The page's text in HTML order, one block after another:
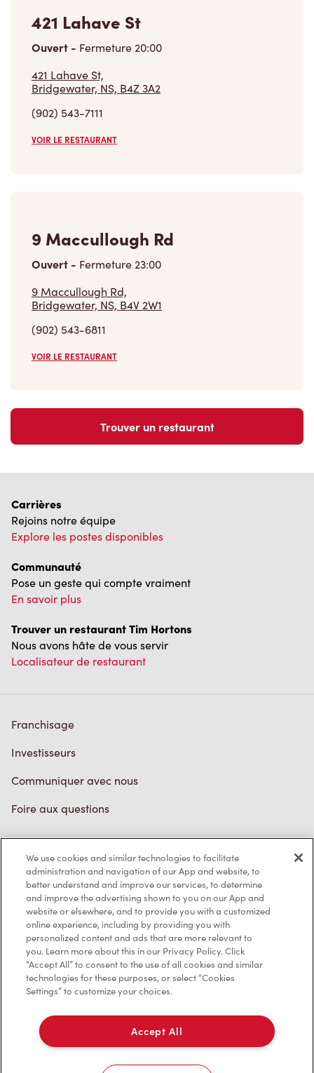
421 Lahave St
Ouvert - Fermeture20:00
421 Lahave St,
Bridgewater, NS, B4Z 3A2
(902) 543-7111
VOIR LE RESTAURANT
9 Maccullough Rd
Ouvert - Fermeture23:00
9 Maccullough Rd,
Bridgewater, NS, B4V 2W1
(902) 543-6811
VOIR LE RESTAURANT
Trouver un restaurant
Carrières
Rejoins notre équipe
Explore les postes disponibles
Communauté
Pose un geste qui compte vraiment
En savoir plus
Trouver un restaurant Tim Hortons
Nous avons hâte de vous servir
Localisateur de restaurant
Franchisage
Investisseurs
Communiquer avec nous
Foire aux questions
Politique de confidentialité
Conditions de service
Marques de commerce
Accessibilité
Diagnostic
Contactez-nous
We use cookies and similar technologies to facilitate
administration and navigation of our App and website, to
better understand and improve our services, to determine
and improve the advertising shown to you on our App and
website or elsewhere, and to provide you with a customized
online experience, including by providing you with
personalized content and ads that are more relevant to
you. Learn more about this in our Privacy Policy. Click
“Accept All” to consent to the use of all cookies and similar
technologies for these purposes, or select “Cookies
Settings” to customize your choices.
Accept All